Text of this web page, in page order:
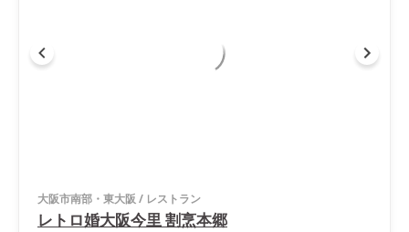
大阪市南部・東大阪 / レストラン
レトロ婚大阪今里 割烹本郷